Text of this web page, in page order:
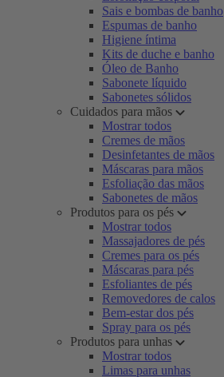
Sais e bombas de banho
Espumas de banho
Higiene íntima
Kits de duche e banho
Óleo de Banho
Sabonete líquido
Sabonetes sólidos
Cuidados para mãos
Mostrar todos
Cremes de mãos
Desinfetantes de mãos
Máscaras para mãos
Esfoliação das mãos
Sabonetes de mãos
Produtos para os pés
Mostrar todos
Massajadores de pés
Cremes para os pés
Máscaras para pés
Esfoliantes de pés
Removedores de calos
Bem-estar dos pés
Spray para os pés
Produtos para unhas
Mostrar todos
Limas para unhas